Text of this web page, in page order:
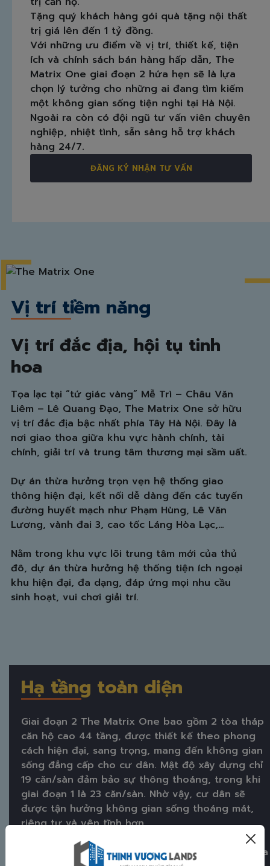
Tặng quý khách hàng gói quà tặng nội thất
trị giá lên đến 1 tỷ đồng.
Với những ưu điểm về vị trí, thiết kế, tiện
ích và chính sách bán hàng hấp dẫn, The
Matrix One giai đoạn 2 hứa hẹn sẽ là lựa
chọn lý tưởng cho những ai đang tìm kiếm
một không gian sống tiện nghi tại Hà Nội.
Ngoài ra còn có đội ngũ tư vấn viên chuyên
nghiệp, nhiệt tình, sẵn sàng hỗ trợ khách
hàng 24/7.
ĐĂNG KÝ NHẬN TƯ VẤN
Vị trí tiềm năng
Vị trí đắc địa, hội tụ tinh
hoa
Tọa lạc tại “tứ giác vàng” Mễ Trì – Châu Văn
Liêm – Lê Quang Đạo, The Matrix One sở hữu
vị trí đắc địa bậc nhất phía Tây Hà Nội. Đây là
nơi giao thoa giữa khu vực hành chính, tài
chính, giải trí và trung tâm thương mại sầm uất.
Dự án thừa hưởng trọn vẹn hệ thống giao
thông hiện đại, kết nối dễ dàng đến các tuyến
đường huyết mạch như Phạm Hùng, Lê Văn
Lương, vành đai 3, cao tốc Láng Hòa Lạc,…
Nằm trong khu vực lõi trung tâm mới của thủ
đô, dự án thừa hưởng hệ thống tiện ích ngoại
khu hiện đại, đa dạng, đáp ứng mọi nhu cầu
sinh hoạt, vui chơi giải trí.
Hạ tầng toàn diện
Giai đoạn 2 The Matrix One bao gồm 2 tòa tháp
căn hộ cao 44 tầng, được thiết kế theo phong
cách hiện đại, sang trọng, mang đến không gian
sống đẳng cấp cho cư dân. Mật độ xây dựng chỉ
19 căn/sàn đảm bảo sự thông thoáng, trong khi
giai đoạn 1 là 23 căn/sàn. Nhờ vậy, cư dân sẽ
được tận hưởng không gian sống thoáng mát,
riêng tư và yên tĩnh hơn.
Lấy cảm hứng từ những tòa tháp biểu tượng của